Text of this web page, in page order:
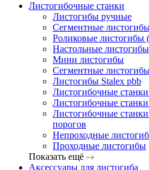
Листогибочные станки
Листогибы ручные
Сегментные
Роликовые листогибы
Настольные листогибы
Мини листогибы
Сегментные
Листогибы Stalex pbb
Листогибочные
Листогибочные
Листогибочные
порогов
Непроходные
Проходные листогибы
Показать ещё
Аксессуары для листогиба